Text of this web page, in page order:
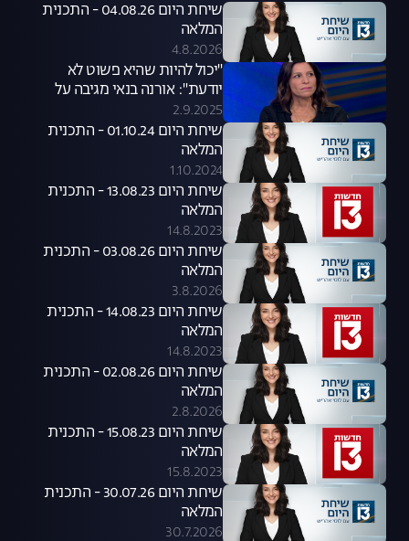
שיחת היום 04.08.26 - התכנית
המלאה
4.8.2026
"יכול להיות שהיא פשוט לא
יודעת": אורנה בנאי מגיבה על
סערת קניית הכלבים שעוררה קרן
פלס
2.9.2025
שיחת היום 01.10.24 - התכנית
המלאה
1.10.2024
שיחת היום 13.08.23 - התכנית
המלאה
14.8.2023
שיחת היום 03.08.26 - התכנית
המלאה
3.8.2026
שיחת היום 14.08.23 - התכנית
המלאה
14.8.2023
שיחת היום 02.08.26 - התכנית
המלאה
2.8.2026
שיחת היום 15.08.23 - התכנית
המלאה
15.8.2023
שיחת היום 30.07.26 - התכנית
המלאה
30.7.2026